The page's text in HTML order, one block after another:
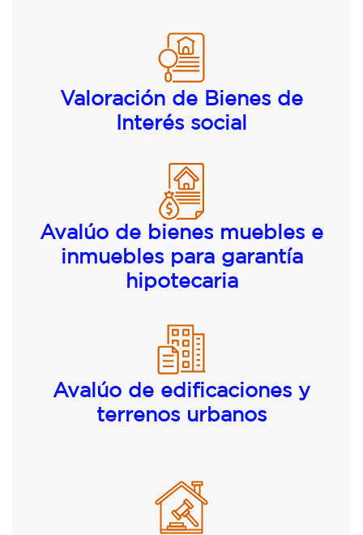
Valoración de Bienes de
Interés social
Avalúo de bienes muebles e
inmuebles para garantía
hipotecaria
Avalúo de edificaciones y
terrenos urbanos